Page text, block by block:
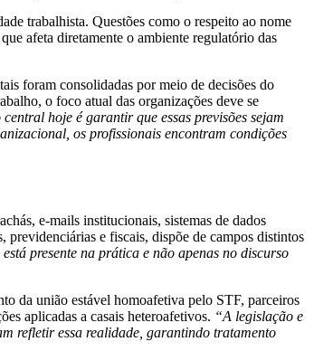
trabalhista. Questões como o respeito ao nome
afeta diretamente o ambiente regulatório das
foram consolidadas por meio de decisões do
o foco atual das organizações deve se
hoje é garantir que essas previsões sejam
os profissionais encontram condições
e-mails institucionais, sistemas de dados
previdenciárias e fiscais, dispõe de campos distintos
presente na prática e não apenas no discurso
da união estável homoafetiva pelo STF, parceiros
aplicadas a casais heteroafetivos. “A legislação e
refletir essa realidade, garantindo tratamento